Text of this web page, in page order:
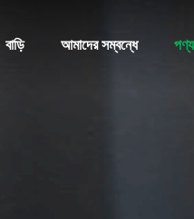
বাড়ি আমাদের সম্বন্ধে পণ্য